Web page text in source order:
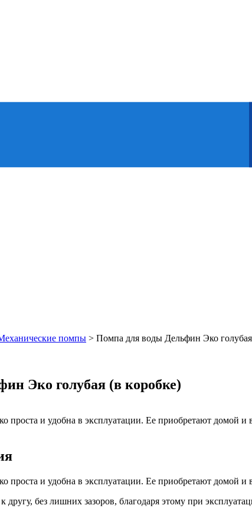
помпы > Помпа для воды Дельфин Эко
Эко голубая (в коробке)
проста и удобна в эксплуатации. Ее приобретают домой и
проста и удобна в эксплуатации. Ее приобретают домой и
без лишних зазоров, благодаря этому при